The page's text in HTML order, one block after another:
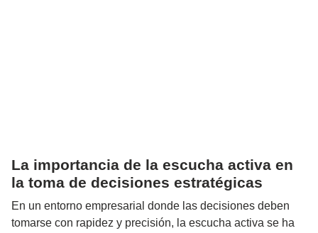
La importancia de la escucha activa en
la toma de decisiones estratégicas
En un entorno empresarial donde las decisiones deben
tomarse con rapidez y precisión, la escucha activa se ha